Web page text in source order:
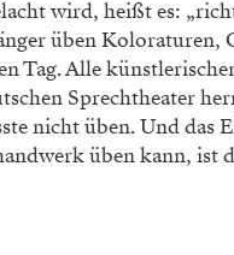
wird, heißt es:
üben Koloraturen,
Tag.Alle
Sprechtheater
nicht üben. Und das
üben kann, ist